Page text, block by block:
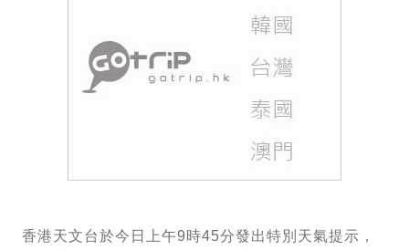
香港天文台於今日上午9時45分發出特別天氣提示，